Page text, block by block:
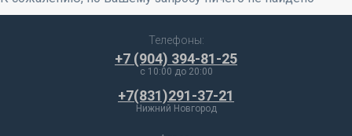
Телефоны:
+7 (904) 394-81-25
c 10:00 до 20:00
+7(831)291-37-21
Нижний Новгород